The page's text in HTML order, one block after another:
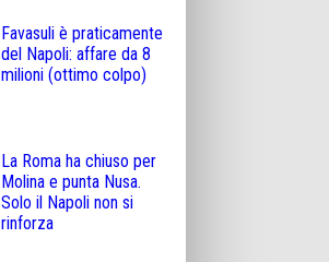
Favasuli è praticamente
del Napoli: affare da 8
milioni (ottimo colpo)
La Roma ha chiuso per
Molina e punta Nusa.
Solo il Napoli non si
rinforza